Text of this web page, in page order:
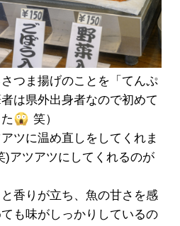
つま揚げのことを「てんぷ
は県外出身者なので初めて
笑）
ツに温め直しをしてくれま
)アツアツにしてくれるのが
香りが立ち、魚の甘さを感
も味がしっかりしているの